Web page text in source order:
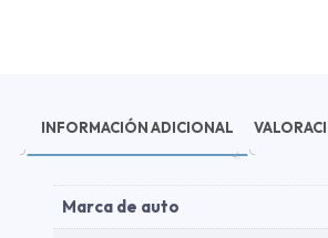
INFORMACIÓN ADICIONAL
Marca de auto